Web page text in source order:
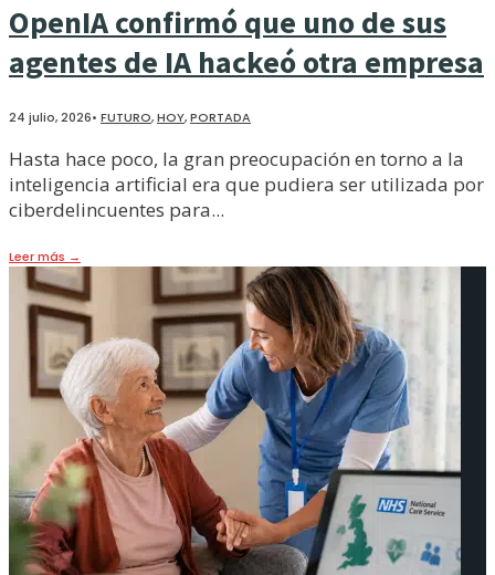
OpenIA confirmó que uno de sus
agentes de IA hackeó otra empresa
24 julio, 2026• FUTURO,HOY,PORTADA
Hasta hace poco, la gran preocupación en torno a la
inteligencia artificial era que pudiera ser utilizada por
ciberdelincuentes para...
Leer más →